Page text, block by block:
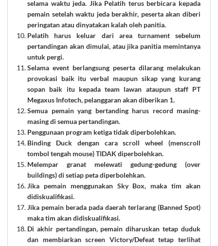
selama waktu jeda. Jika Pelatih terus berbicara kepada
pemain setelah waktu jeda berakhir, peserta akan diberi
peringatan atau dinyatakan kalah oleh panitia.
Pelatih harus keluar dari area turnament sebelum
pertandingan akan dimulai, atau jika panitia memintanya
untuk pergi.
Selama event berlangsung peserta dilarang melakukan
provokasi baik itu verbal maupun sikap yang kurang
sopan baik itu kepada team lawan ataupun staff PT
Megaxus Infotech, pelanggaran akan diberikan 1.
Semua pemain yang bertanding harus record masing-
masing di semua pertandingan.
Penggunaan program ketiga tidak diperbolehkan.
Binding Duck dengan cara scroll wheel (menscroll
tombol tengah mouse) TIDAK diperbolehkan.
Melempar granat melewati gedung-gedung (over
buildings) di setiap peta diperbolehkan.
Jika pemain menggunakan Sky Box, maka tim akan
didiskualifikasi.
Jika pemain berada pada daerah terlarang (Banned Spot)
maka tim akan didiskualifikasi.
Di akhir pertandingan, pemain diharuskan tetap duduk
dan membiarkan screen Victory/Defeat tetap terlihat